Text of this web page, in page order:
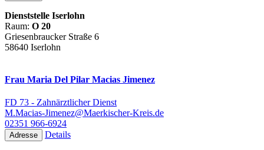
Dienststelle Iserlohn
Raum: O 20
Griesenbraucker Straße 6
58640 Iserlohn
Frau Maria Del Pilar Macias Jimenez
FD 73 - Zahnärztlicher Dienst
M.Macias-Jimenez@Maerkischer-Kreis.de
02351 966-6924
Adresse Details